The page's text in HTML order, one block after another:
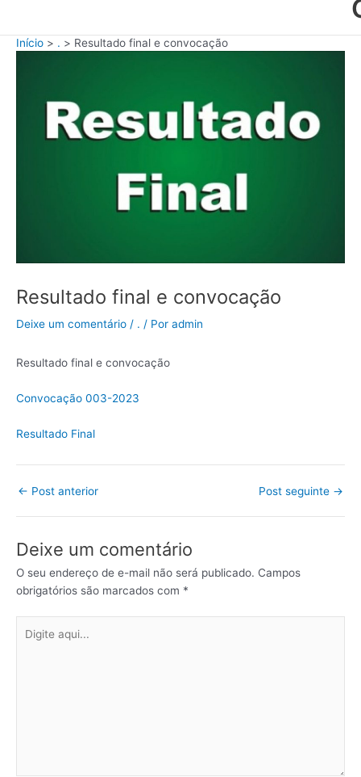
Início . Resultado final e convocação
Resultado final e convocação
Deixe um comentário / . / Por admin
Resultado final e convocação
Convocação 003-2023
Resultado Final
← Post anterior Post seguinte →
Deixe um comentário
O seu endereço de e-mail não será publicado. Campos
obrigatórios são marcados com *
aqui...